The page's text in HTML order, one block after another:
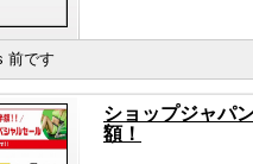
前です
ショップジャパ
額！